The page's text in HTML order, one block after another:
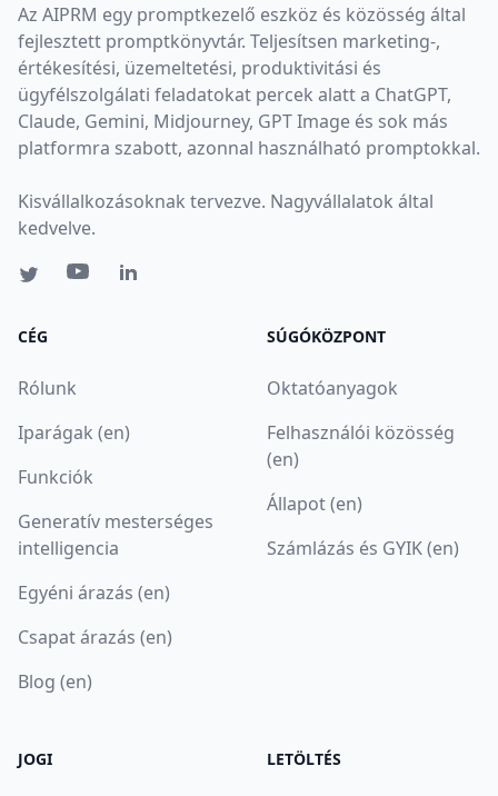
Az AIPRM egy promptkezelő eszköz és közösség által
fejlesztett promptkönyvtár. Teljesítsen marketing-,
értékesítési, üzemeltetési, produktivitási és
ügyfélszolgálati feladatokat percek alatt a ChatGPT,
Claude, Gemini, Midjourney, GPT Image és sok más
platformra szabott, azonnal használható promptokkal.
Kisvállalkozásoknak tervezve. Nagyvállalatok által
kedvelve.
CÉG
Rólunk
Iparágak (en)
Funkciók
Generatív mesterséges
intelligencia
Egyéni árazás (en)
Csapat árazás (en)
Blog (en)
SÚGÓKÖZPONT
Oktatóanyagok
Felhasználói közösség
(en)
Állapot (en)
Számlázás és GYIK (en)
JOGI LETÖLTÉS